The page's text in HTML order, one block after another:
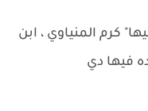
كرم المنياوي ، ابن
فيها دي